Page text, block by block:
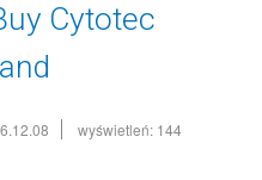
Cytotec
wyświetleń: 144